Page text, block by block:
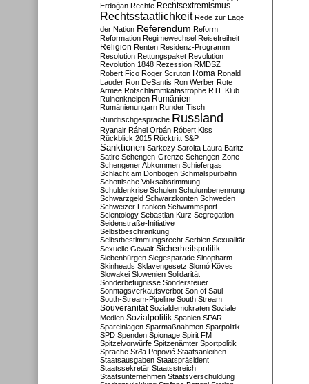
Erdoğan Rechte Rechtsextremismus
Rechtsstaatlichkeit Rede zur Lage
der Nation Referendum Reform
Reformation Regimewechsel Reisefreiheit
Religion Renten Residenz-Programm
Resolution Rettungspaket Revolution
Revolution 1848 Rezession RMDSZ
Robert Fico Roger Scruton Roma Ronald
Lauder Ron DeSantis Ron Werber Rote
Armee Rotschlammkatastrophe RTL Klub
Ruinenkneipen Rumänien
Rumänienungarn Runder Tisch
Rundtischgespräche Russland
Ryanair Ráhel Orbán Róbert Kiss
Rückblick 2015 Rücktritt S&P
Sanktionen Sarkozy Sarolta Laura Baritz
Satire Schengen-Grenze Schengen-Zone
Schengener Abkommen Schiefergas
Schlacht am Donbogen Schmalspurbahn
Schottische Volksabstimmung
Schuldenkrise Schulen Schulumbenennung
Schwarzgeld Schwarzkonten Schweden
Schweizer Franken Schwimmsport
Scientology Sebastian Kurz Segregation
Seidenstraße-Initiative
Selbstbeschränkung
Selbstbestimmungsrecht Serbien Sexualität
Sexuelle Gewalt Sicherheitspolitik
Siebenbürgen Siegesparade Sinopharm
Skinheads Sklavengesetz Slomó Köves
Slowakei Slowenien Solidarität
Sonderbefugnisse Sondersteuer
Sonntagsverkaufsverbot Son of Saul
South-Stream-Pipeline South Stream
Souveränität Sozialdemokraten Soziale
Medien Sozialpolitik Spanien SPAR
Spareinlagen Sparmaßnahmen Sparpolitik
SPD Spenden Spionage Spirit FM
Spitzelvorwürfe Spitzenämter Sportpolitik
Sprache Srđa Popović Staatsanleihen
Staatsausgaben Staatspräsident
Staatssekretär Staatsstreich
Staatsunternehmen Staatsverschuldung